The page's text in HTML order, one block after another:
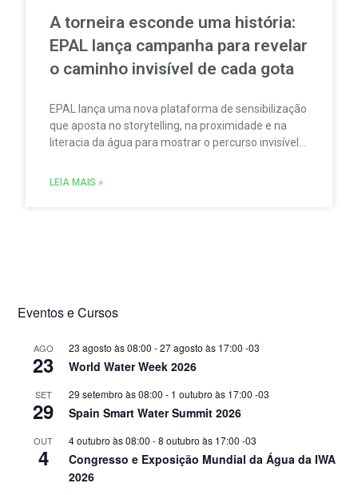
A torneira esconde uma história:
EPAL lança campanha para revelar
o caminho invisível de cada gota
EPAL lança uma nova plataforma de sensibilização
que aposta no storytelling, na proximidade e na
literacia da água para mostrar o percurso invisível
LEIA MAIS »
Eventos e Cursos
AGO
23
23 agosto às 08:00 -27 agosto às 17:00 -03
World Water Week 2026
SET
29
29 setembro às 08:00 - 1 outubro às 17:00 -03
Spain Smart Water Summit 2026
OUT
4
4 outubro às 08:00 -8 outubro às 17:00 -03
Congresso e Exposição Mundial da Água da IWA
2026